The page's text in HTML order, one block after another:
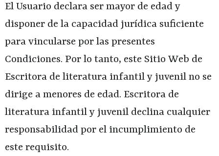
El Usuario declara ser mayor de edad y
disponer de la capacidad jurídica suficiente
para vincularse por las presentes
Condiciones. Por lo tanto, este Sitio Web de
Escritora de literatura infantil y juvenil no se
dirige a menores de edad. Escritora de
literatura infantil y juvenil declina cualquier
responsabilidad por el incumplimiento de
este requisito.